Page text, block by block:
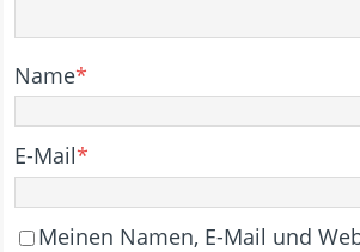
Name*
E-Mail*
Meinen Namen, E-Mail und